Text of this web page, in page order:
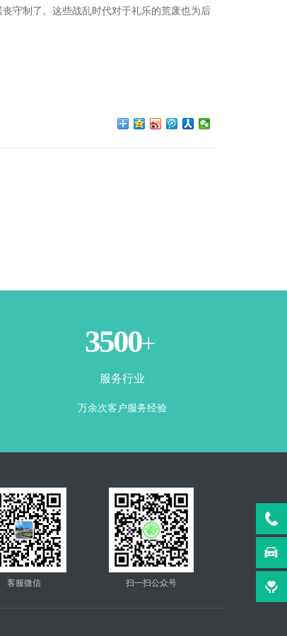
守制了。这些战乱时代对于礼乐的荒废也为后
3500+
服务行业
万余次客户服务经验
客服微信 扫一扫公众号